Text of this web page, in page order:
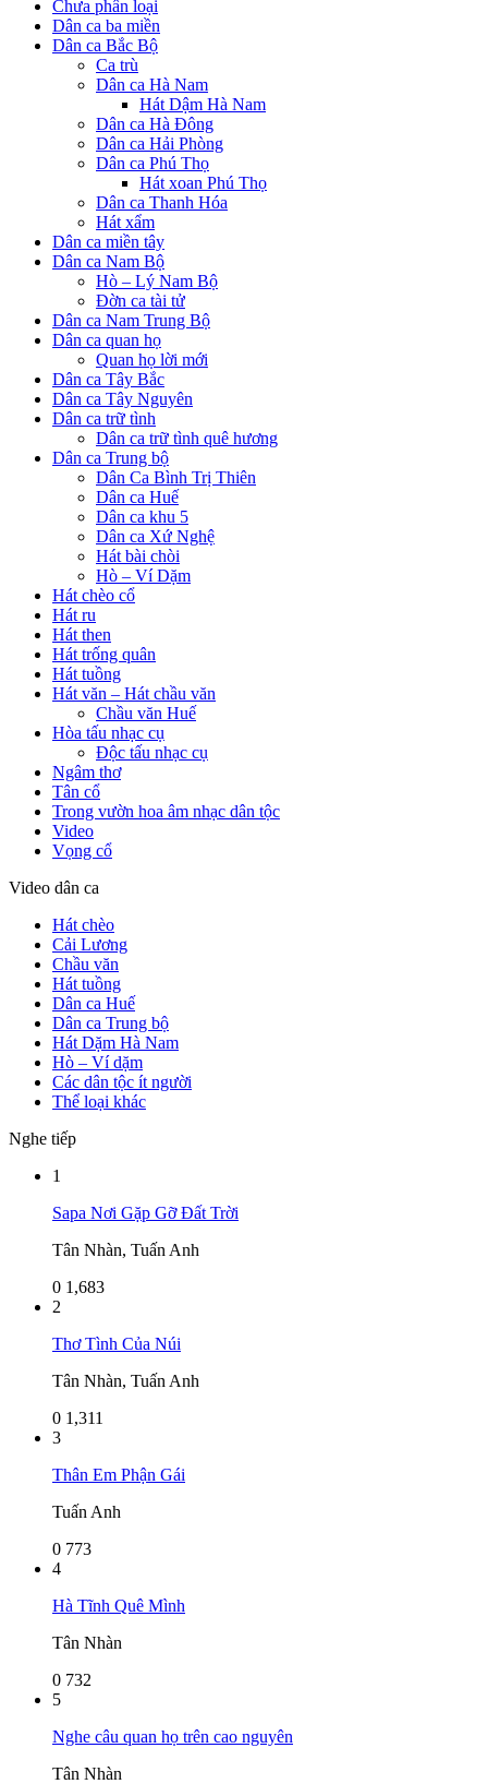
Chưa phân loại
Dân ca ba miền
Dân ca Bắc Bộ
Ca trù
Dân ca Hà Nam
Hát Dậm Hà Nam
Dân ca Hà Đông
Dân ca Hải Phòng
Dân ca Phú Thọ
Hát xoan Phú Thọ
Dân ca Thanh Hóa
Hát xẩm
Dân ca miền tây
Dân ca Nam Bộ
Hò – Lý Nam Bộ
Đờn ca tài tử
Dân ca Nam Trung Bộ
Dân ca quan họ
Quan họ lời mới
Dân ca Tây Bắc
Dân ca Tây Nguyên
Dân ca trữ tình
Dân ca trữ tình quê hương
Dân ca Trung bộ
Dân Ca Bình Trị Thiên
Dân ca Huế
Dân ca khu 5
Dân ca Xứ Nghệ
Hát bài chòi
Hò – Ví Dặm
Hát chèo cổ
Hát ru
Hát then
Hát trống quân
Hát tuồng
Hát văn – Hát chầu văn
Chầu văn Huế
Hòa tấu nhạc cụ
Độc tấu nhạc cụ
Ngâm thơ
Tân cổ
Trong vườn hoa âm nhạc dân tộc
Video
Vọng cổ
Video dân ca
Hát chèo
Cải Lương
Chầu văn
Hát tuồng
Dân ca Huế
Dân ca Trung bộ
Hát Dặm Hà Nam
Hò – Ví dặm
Các dân tộc ít người
Thể loại khác
Nghe tiếp
1
Sapa Nơi Gặp Gỡ Đất Trời
Tân Nhàn, Tuấn Anh
0 1,683
2
Thơ Tình Của Núi
Tân Nhàn, Tuấn Anh
0 1,311
3
Thân Em Phận Gái
Tuấn Anh
0 773
4
Hà Tĩnh Quê Mình
Tân Nhàn
0 732
5
Nghe câu quan họ trên cao nguyên
Tân Nhàn